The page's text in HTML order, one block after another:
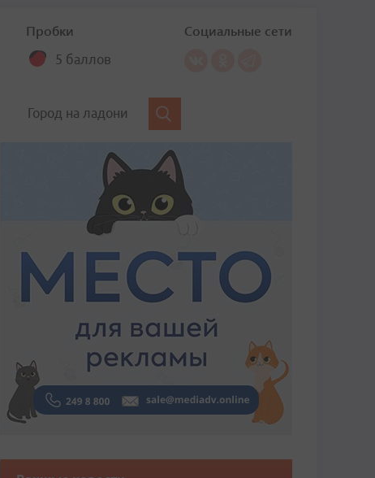
Пробки
5 баллов
Социальные сети
Город на ладони